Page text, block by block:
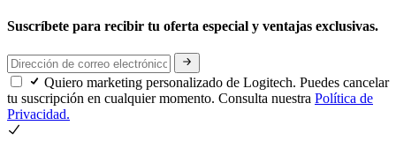
Suscríbete para recibir tu oferta especial y ventajas exclusivas.
Quiero marketing personalizado de Logitech. Puedes cancelar
tu suscripción en cualquier momento. Consulta nuestra Política de
Privacidad.